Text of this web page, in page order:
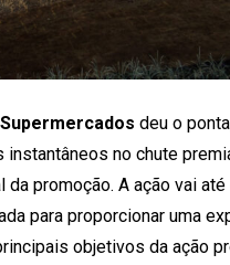
deu o
instantâneos no chute
da promoção. A ação vai
para proporcionar uma
objetivos da ação